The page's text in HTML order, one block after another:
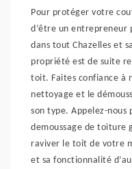
Pour protéger votre
d’être un entrepreneur
dans tout Chazelles et
propriété est de suite
toit. Faites confiance à
nettoyage et le
son type. Appelez-
demoussage de toiture
raviver le toit de votre
et sa fonctionnalité